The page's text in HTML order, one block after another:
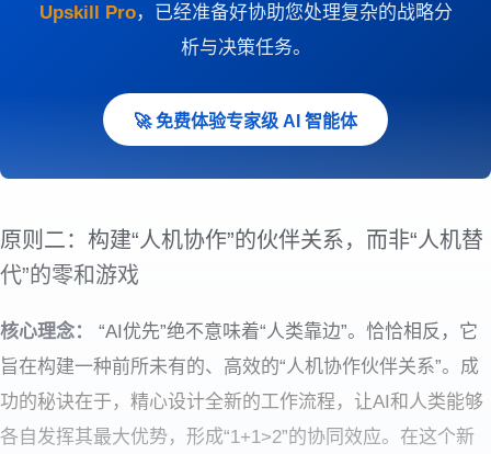
Upskill Pro，已经准备好协助您处理复杂的战略分
析与决策任务。
🚀 免费体验专家级 AI 智能体
原则二：构建“人机协作”的伙伴关系，而非“人机替
代”的零和游戏
核心理念：
“AI优先”绝不意味着“人类靠边”。恰恰相反，它
旨在构建一种前所未有的、高效的“人机协作伙伴关系”。成
功的秘诀在于，精心设计全新的工作流程，让AI和人类能够
各自发挥其最大优势，形成“1+1>2”的协同效应。在这个新